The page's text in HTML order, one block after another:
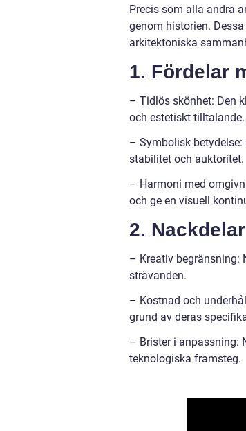
Precis som alla andra
genom historien.
arkitektoniska
1. Fördelar
– Tidlös skönhet: Den
och estetiskt tilltalande.
– Symbolisk
stabilitet och auktoritet.
– Harmoni med
och ge en visuell
2.
– Kreativ begränsning:
strävanden.
– Kostnad och
grund av deras
– Brister i anpassning:
teknologiska framsteg.